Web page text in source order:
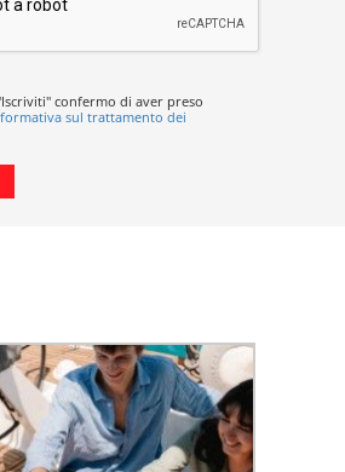
confermo di aver preso
sul trattamento dei